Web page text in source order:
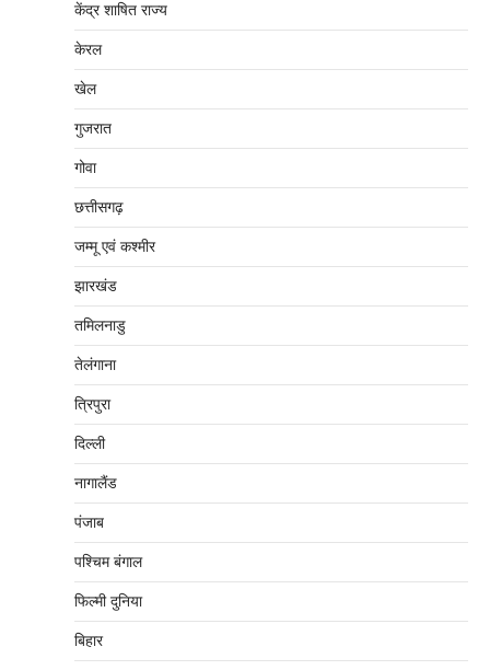
केंद्र शाषित राज्य
केरल
खेल
गुजरात
गोवा
छत्तीसगढ़
जम्‍मू एवं कश्‍मीर
झारखंड
तमिलनाडु
तेलंगाना
त्रिपुरा
दिल्‍ली
नागालैंड
पंजाब
पश्चिम बंगाल
फिल्मी दुनिया
बिहार